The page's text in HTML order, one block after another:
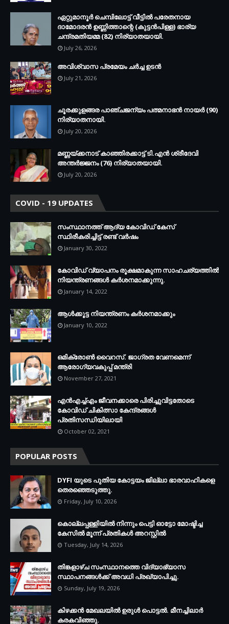
ഏറ്റുമാനൂര്‍ ചെമ്പിലോട്ട് വീട്ടില്‍ പരേതനായ
ദാമോദരന്‍ ഉണ്ണിത്താന്റെ (കുട്ടന്‍പിള്ള) ഭാര്യ
ചന്ദ്രമതിയമ്മ (82) നിര്യാതയായി.
July 26, 2026
അവിശ്വാസ പ്രമേയം ചര്‍ച്ച ഉടന്‍
July 21, 2026
ചൂരക്കുളങ്ങര പാഞ്ചജന്യം പത്മനാഭന്‍ നായര്‍ (90)
നിര്യാതനായി.
July 20, 2026
മണ്ണയ്ക്കനാട് കാഞ്ഞിരക്കാട്ട് ടി.എന്‍ ശ്രീദേവി
അന്തര്‍ജ്ജനം (76) നിര്യാതയായി.
July 20, 2026
COVID - 19 UPDATES
സംസ്ഥാനത്ത് ആദ്യ കോവിഡ് കേസ്
സ്ഥിരീകരിച്ചിട്ട് രണ്ട് വര്‍ഷം
January 30, 2022
കോവിഡ് വ്യാപനം രൂക്ഷമാകുന്ന സാഹചര്യത്തില്‍
നിയന്ത്രണങ്ങള്‍ കര്‍ശനമാക്കുന്നു.
January 14, 2022
ആള്‍ക്കൂട്ട നിയന്ത്രണം കര്‍ശനമാക്കും
January 10, 2022
ഒമിക്രോണ്‍ വൈറസ്. ജാഗ്രത വേണമെന്ന്
ആരോഗ്യവകുപ്പ് മന്ത്രി
November 27, 2021
എന്‍എച്ച്എം ജീവനക്കാരെ പിരിച്ചുവിട്ടതോടെ
കോവിഡ് ചികിത്സാ കേന്ദ്രങ്ങള്‍
പ്രതിസന്ധിയിലായി
October 02, 2021
POPULAR POSTS
DYFI യുടെ പുതിയ കോട്ടയം ജില്ലാ ഭാരവാഹികളെ
തെരഞ്ഞെടുത്തു.
Friday, July 10, 2026
കൊല്ലപ്പള്ളിയില്‍ നിന്നും പെട്ടി ഓട്ടോ മോഷ്ടിച്ച
കേസില്‍ മൂന്ന് പ്രതികള്‍ അറസ്റ്റില്‍
Tuesday, July 14, 2026
തിങ്കളാഴ്ച സംസ്ഥാനത്തെ വിദ്യാഭ്യാസ
സ്ഥാപനങ്ങള്‍ക്ക് അവധി പ്രഖ്യാപിച്ചു.
Sunday, July 19, 2026
കിഴക്കന്‍ മേഖലയില്‍ ഉരുള്‍ പൊട്ടല്‍. മീനച്ചിലാര്‍
കരകവിഞ്ഞു.